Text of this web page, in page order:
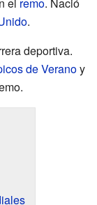
.
deportiva.
de Veranoy